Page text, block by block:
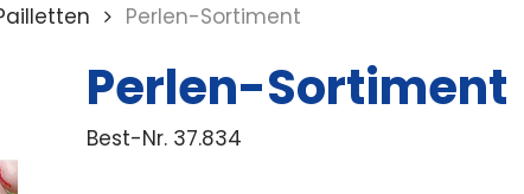
Perlen-Sortiment
Perlen-Sortiment
Best-Nr. 37.834